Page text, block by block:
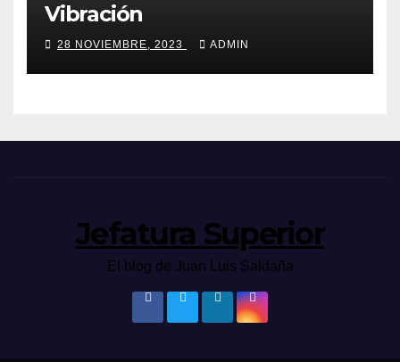
Vibración
28 NOVIEMBRE, 2023 ADMIN
Jefatura Superior
El blog de Juan Luis Saldaña